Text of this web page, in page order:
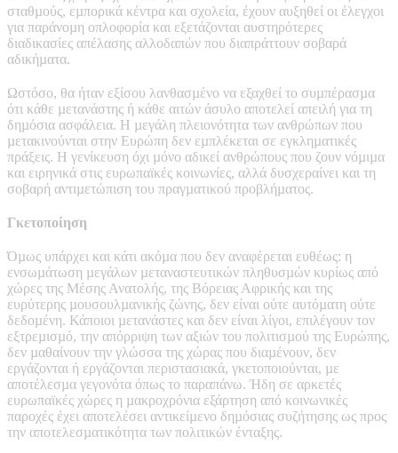
σταθµούς, εµπορικά κέντρα και σχολεία, έχουν αυξηθεί οι έλεγχοι
για παράνοµη οπλοφορία και εξετάζονται αυστηρότερες
διαδικασίες απέλασης αλλοδαπών που διαπράττουν σοβαρά
αδικήµατα.
Ωστόσο, θα ήταν εξίσου λανθασµένο να εξαχθεί το συµπέρασµα
ότι κάθε µετανάστης ή κάθε αιτών άσυλο αποτελεί απειλή για τη
δηµόσια ασφάλεια. Η µεγάλη πλειονότητα των ανθρώπων που
µετακινούνται στην Ευρώπη δεν εµπλέκεται σε εγκληµατικές
πράξεις. Η γενίκευση όχι µόνο αδικεί ανθρώπους που ζουν νόµιµα
και ειρηνικά στις ευρωπαϊκές κοινωνίες, αλλά δυσχεραίνει και τη
σοβαρή αντιµετώπιση του πραγµατικού προβλήµατος.
Γκετοποίηση
Όµως υπάρχει και κάτι ακόµα που δεν αναφέρεται ευθέως: η
ενσωµάτωση µεγάλων µεταναστευτικών πληθυσµών κυρίως από
χώρες της Μέσης Ανατολής, της Βόρειας Αφρικής και της
ευρύτερης µουσουλµανικής ζώνης, δεν είναι ούτε αυτόµατη ούτε
δεδοµένη. Κάποιοι µετανάστες και δεν είναι λίγοι, επιλέγουν τον
εξτρεµισµό, την απόρριψη των αξιών του πολιτισµού της Ευρώπης,
δεν µαθαίνουν την γλώσσα της χώρας που διαµένουν, δεν
εργάζονται ή εργάζονται περιστασιακά, γκετοποιούνται, µε
αποτέλεσµα γεγονότα όπως το παραπάνω. Ήδη σε αρκετές
ευρωπαϊκές χώρες η µακροχρόνια εξάρτηση από κοινωνικές
παροχές έχει αποτελέσει αντικείµενο δηµόσιας συζήτησης ως προς
την αποτελεσµατικότητα των πολιτικών ένταξης.